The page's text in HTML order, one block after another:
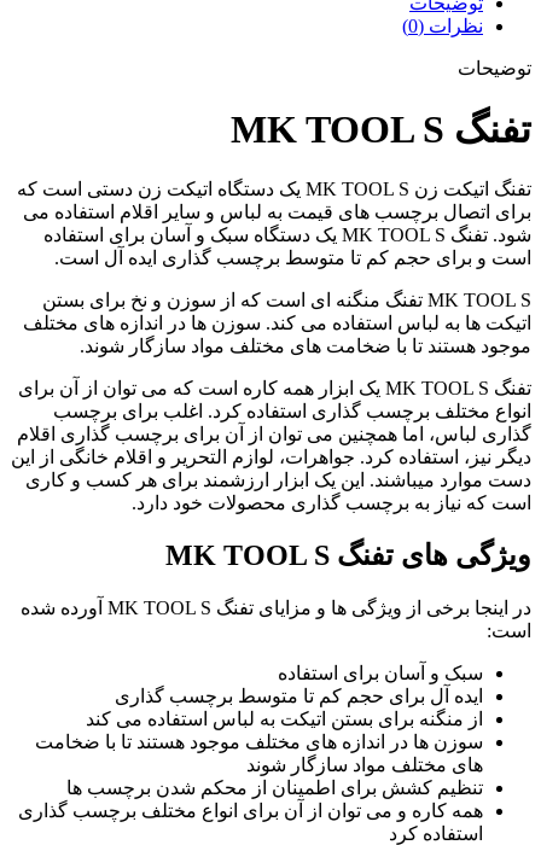
نظرات (0)
توضیحات
تفنگ MK TOOL S
تفنگ اتیکت زن MK TOOL S یک دستگاه اتیکت زن دستی است که
برای اتصال برچسب های قیمت به لباس و سایر اقلام استفاده می
شود. تفنگ MK TOOL S یک دستگاه سبک و آسان برای استفاده
است و برای حجم کم تا متوسط ​​برچسب گذاری ایده آل است.
MK TOOL S تفنگ منگنه ای است که از سوزن و نخ برای بستن
اتیکت ها به لباس استفاده می کند. سوزن ها در اندازه های مختلف
موجود هستند تا با ضخامت های مختلف مواد سازگار شوند.
تفنگ MK TOOL S یک ابزار همه کاره است که می توان از آن برای
انواع مختلف برچسب گذاری استفاده کرد. اغلب برای برچسب
گذاری لباس، اما همچنین می توان از آن برای برچسب گذاری اقلام
دیگر نیز، استفاده کرد. جواهرات، لوازم التحریر و اقلام خانگی از این
دست موارد میباشند. این یک ابزار ارزشمند برای هر کسب و کاری
است که نیاز به برچسب گذاری محصولات خود دارد.
ویژگی های تفنگ MK TOOL S
در اینجا برخی از ویژگی ها و مزایای تفنگ MK TOOL S آورده شده
است:
سبک و آسان برای استفاده
ایده آل برای حجم کم تا متوسط ​​برچسب گذاری
از منگنه برای بستن اتیکت به لباس استفاده می کند
سوزن ها در اندازه های مختلف موجود هستند تا با ضخامت
های مختلف مواد سازگار شوند
تنظیم کشش برای اطمینان از محکم شدن برچسب ها
همه کاره و می توان از آن برای انواع مختلف برچسب گذاری
استفاده کرد